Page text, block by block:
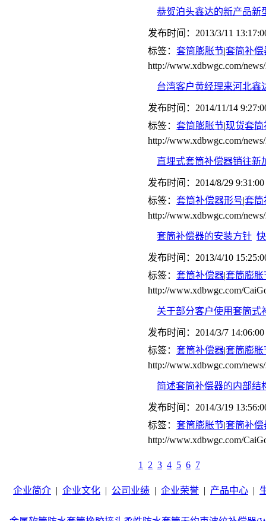
恭贺泊头鑫达的新产品新
发布时间：2013/3/11
标签： 套筒膨胀节|套筒补偿
http://www.xdbwgc.com/
台湾客户黄经理来河北鑫
发布时间：2014/11/14
标签： 套筒膨胀节|现货套筒
http://www.xdbwgc.com/
直埋式套筒补偿器销往新
发布时间：2014/8/29 9:31:00
标签： 套筒补偿器形号|套筒
http://www.xdbwgc.com/
套筒补偿器的安装方针
发布时间：2013/4/10
标签： 套筒补偿器|套筒膨胀
http://www.xdbwgc.com/
关于部分客户使用套筒式
发布时间：2014/3/7 14:06:00
标签： 套筒补偿器|套筒膨胀
http://www.xdbwgc.com/
简述套筒补偿器的内部结
发布时间：2014/3/19
标签： 套筒膨胀节|套筒补偿
http://www.xdbwgc.com/
1 2 3 4 5 6 7
企业简介 | 企业文化 | 公司业绩 | 企业荣誉 | 产品中心 |